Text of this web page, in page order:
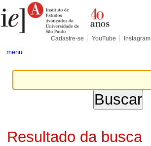
para
conteúdo.
Pessoais
Cadastre-se YouTube Instagram
menu
Resultado da busca